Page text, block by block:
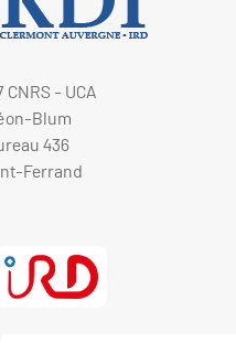
CNRS - UCA
Blum
436
Ferrand